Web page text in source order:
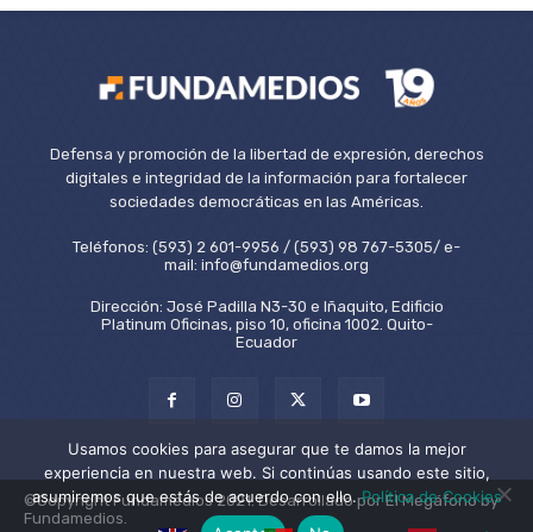
Defensa y promoción de la libertad de expresión, derechos
digitales e integridad de la información para fortalecer
sociedades democráticas en las Américas.
Teléfonos: (593) 2 601-9956 / (593) 98 767-5305/ e-
mail: info@fundamedios.org
Dirección: José Padilla N3-30 e Iñaquito, Edificio
Platinum Oficinas, piso 10, oficina 1002. Quito-
Ecuador
©Copyright Fundamedios 2021. Desarrollado por El Megáfono by
Fundamedios.
Usamos cookies para asegurar que te damos la mejor
experiencia en nuestra web. Si continúas usando este sitio,
asumiremos que estás de acuerdo con ello.Política de Cookies